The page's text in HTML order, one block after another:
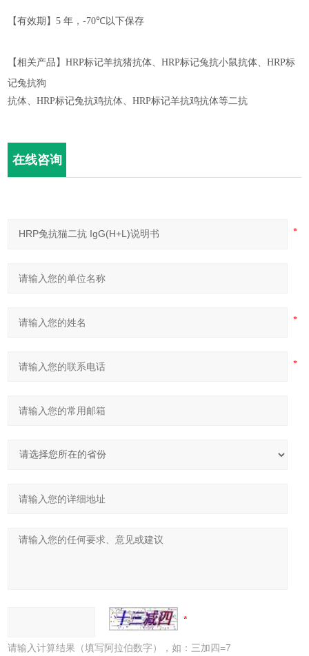
【有效期】5年，-70℃以下保存
【相关产品】HRP标记羊抗猪抗体、HRP标记兔抗小鼠抗体、HRP标
记兔抗狗
抗体、HRP标记兔抗鸡抗体、HRP标记羊抗鸡抗体等二抗
在线咨询
请输入计算结果（填写阿拉伯数字），如：三加四=7